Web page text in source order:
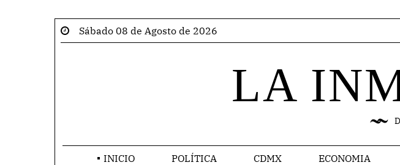
Sábado 08 de Agosto de 2026
LA
INICIO POLÍTICA CDMX ECONOMIA